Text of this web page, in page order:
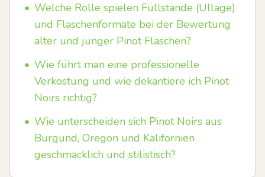
• Welche Rolle spielen Füllstände (Ullage)
und Flaschenformate bei der Bewertung
alter und junger Pinot Flaschen?
• Wie führt man eine professionelle
Verkostung und wie dekantiere ich Pinot
Noirs richtig?
• Wie unterscheiden sich Pinot Noirs aus
Burgund, Oregon und Kalifornien
geschmacklich und stilistisch?